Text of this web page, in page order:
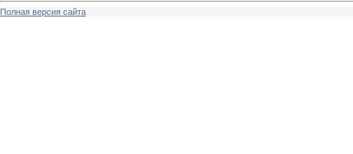
Полная версия сайта